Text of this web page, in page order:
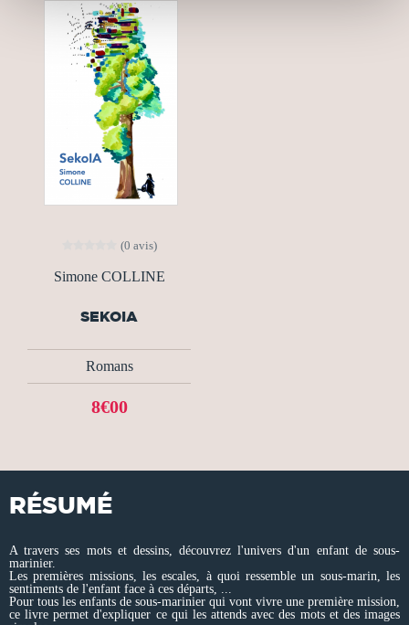
(0 avis)
Simone COLLINE
SEKOIA
Romans
8€00
RÉSUMÉ
A travers ses mots et dessins, découvrez l'univers d'un enfant de sous-
marinier.
Les premières missions, les escales, à quoi ressemble un sous-marin, les
sentiments de l'enfant face à ces départs, ...
Pour tous les enfants de sous-marinier qui vont vivre une première mission,
ce livre permet d'expliquer ce qui les attends avec des mots et des images